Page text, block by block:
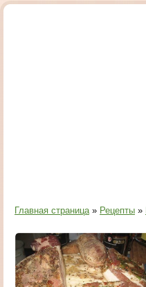
Главная страница» Рецепты »